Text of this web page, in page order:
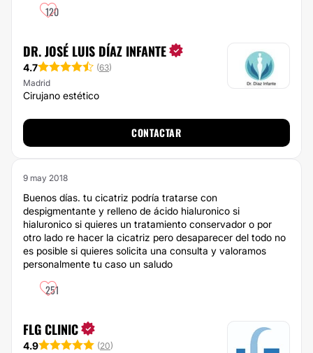
120
DR. JOSÉ LUIS DÍAZ INFANTE
4.7 (63)
Madrid
Cirujano estético
CONTACTAR
9 may 2018
Buenos días. tu cicatriz podría tratarse con
despigmentante y relleno de ácido hialuronico si
hialuronico si quieres un tratamiento conservador o por
otro lado re hacer la cicatriz pero desaparecer del todo no
es posible si quieres solicita una consulta y valoramos
personalmente tu caso un saludo
251
FLG CLINIC
4.9 (20)